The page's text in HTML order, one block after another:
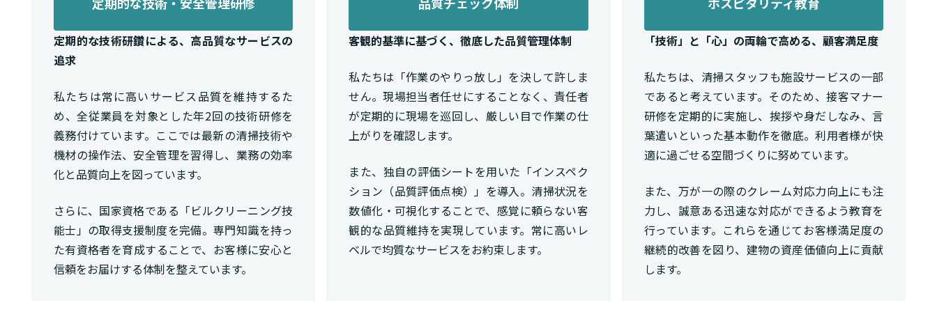
定期的な技術研鑽による、高品質なサービスの
追求
私たちは常に高いサービス品質を維持するた
め、全従業員を対象とした年2回の技術研修を
義務付けています。ここでは最新の清掃技術や
機材の操作法、安全管理を習得し、業務の効率
化と品質向上を図っています。
さらに、国家資格である「ビルクリーニング技
能士」の取得支援制度を完備。専門知識を持っ
た有資格者を育成することで、お客様に安心と
信頼をお届けする体制を整えています。
客観的基準に基づく、徹底した品質管理体制
私たちは「作業のやりっ放し」を決して許しま
せん。現場担当者任せにすることなく、責任者
が定期的に現場を巡回し、厳しい目で作業の仕
上がりを確認します。
また、独自の評価シートを用いた「インスペク
ション（品質評価点検）」を導入。清掃状況を
数値化・可視化することで、感覚に頼らない客
観的な品質維持を実現しています。常に高いレ
ベルで均質なサービスをお約束します。
「技術」と「心」の両輪で高める、顧客満足度
私たちは、清掃スタッフも施設サービスの一部
であると考えています。そのため、接客マナー
研修を定期的に実施し、挨拶や身だしなみ、言
葉遣いといった基本動作を徹底。利用者様が快
適に過ごせる空間づくりに努めています。
また、万が一の際のクレーム対応力向上にも注
力し、誠意ある迅速な対応ができるよう教育を
行っています。これらを通じてお客様満足度の
継続的改善を図り、建物の資産価値向上に貢献
します。